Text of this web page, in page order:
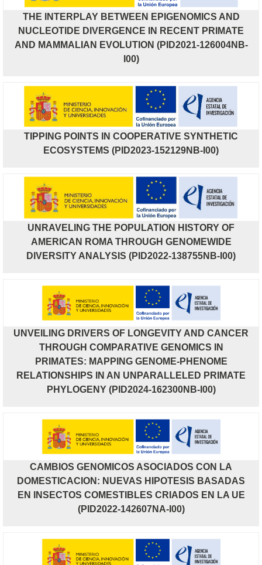
THE INTERPLAY BETWEEN EPIGENOMICS AND
NUCLEOTIDE DIVERGENCE IN RECENT PRIMATE
AND MAMMALIAN EVOLUTION (PID2021-126004NB-
I00)
TIPPING POINTS IN COOPERATIVE SYNTHETIC
ECOSYSTEMS (PID2023-152129NB-I00)
UNRAVELING THE POPULATION HISTORY OF
AMERICAN ROMA THROUGH GENOMEWIDE
DIVERSITY ANALYSIS (PID2022-138755NB-I00)
UNVEILING DRIVERS OF LONGEVITY AND CANCER
THROUGH COMPARATIVE GENOMICS IN
PRIMATES: MAPPING GENOME-PHENOME
RELATIONSHIPS IN AN UNPARALLELED PRIMATE
PHYLOGENY (PID2024-162300NB-I00)
CAMBIOS GENOMICOS ASOCIADOS CON LA
DOMESTICACION: NUEVAS HIPOTESIS BASADAS
EN INSECTOS COMESTIBLES CRIADOS EN LA UE
(PID2022-142607NA-I00)